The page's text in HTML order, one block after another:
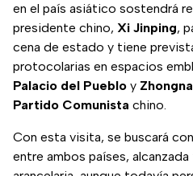
en el país asiático sostendrá
presidente chino, Xi Jinping,
cena de estado y tiene
protocolarias en espacios
Palacio del Pueblo y
Partido Comunista chino.
Con esta visita, se buscará
entre ambos países,